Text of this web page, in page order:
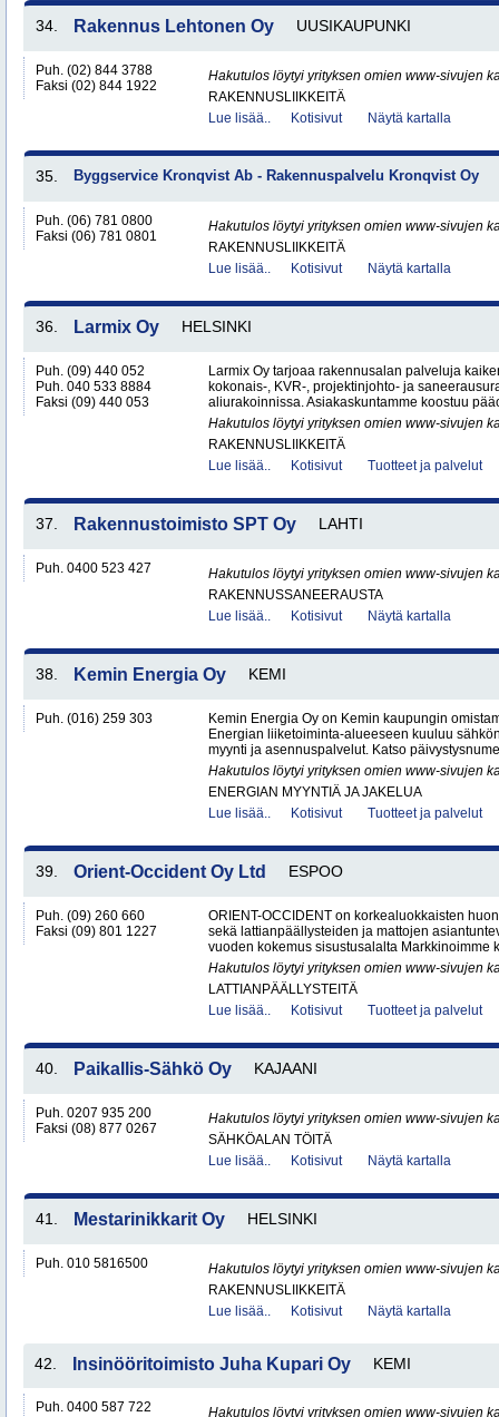
34. Rakennus Lehtonen Oy UUSIKAUPUNKI
Puh. (02) 844 3788
Faksi (02) 844 1922
Hakutulos löytyi yrityksen omien www-sivujen
RAKENNUSLIIKKEITÄ
Lue lisää..
Kotisivut Näytä kartalla
35. Byggservice Kronqvist Ab - Rakennuspalvelu Kronqvist Oy
Puh. (06) 781 0800
Faksi (06) 781 0801
Hakutulos löytyi yrityksen omien www-sivujen
RAKENNUSLIIKKEITÄ
Lue lisää..
Kotisivut Näytä kartalla
36. Larmix Oy HELSINKI
Puh. (09) 440 052
Puh. 040 533 8884
Faksi (09) 440 053
Larmix Oy tarjoaa rakennusalan palveluja
kokonais-, KVR-, projektinjohto- ja
aliurakoinnissa. Asiakaskuntamme koostuu
Hakutulos löytyi yrityksen omien www-sivujen
RAKENNUSLIIKKEITÄ
Lue lisää..
Kotisivut Tuotteet ja palvelut
37. Rakennustoimisto SPT Oy LAHTI
Puh. 0400 523 427
Hakutulos löytyi yrityksen omien www-sivujen
RAKENNUSSANEERAUSTA
Lue lisää..
Kotisivut Näytä kartalla
38. Kemin Energia Oy KEMI
Puh. (016) 259 303
Kemin Energia Oy on Kemin kaupungin
Energian liiketoiminta-alueeseen kuuluu
myynti ja asennuspalvelut. Katso
Hakutulos löytyi yrityksen omien www-sivujen
ENERGIAN MYYNTIÄ JA JAKELUA
Lue lisää..
Kotisivut Tuotteet ja palvelut
39. Orient-Occident Oy Ltd ESPOO
Puh. (09) 260 660
Faksi (09) 801 1227
ORIENT-OCCIDENT on korkealuokkaisten
sekä lattianpäällysteiden ja mattojen
vuoden kokemus sisustusalalta Markkinoimme
Hakutulos löytyi yrityksen omien www-sivujen
LATTIANPÄÄLLYSTEITÄ
Lue lisää..
Kotisivut Tuotteet ja palvelut
40. Paikallis-Sähkö Oy KAJAANI
Puh. 0207 935 200
Faksi (08) 877 0267
Hakutulos löytyi yrityksen omien www-sivujen
SÄHKÖALAN TÖITÄ
Lue lisää..
Kotisivut Näytä kartalla
41. Mestarinikkarit Oy HELSINKI
Puh. 010 5816500
Hakutulos löytyi yrityksen omien www-sivujen
RAKENNUSLIIKKEITÄ
Lue lisää..
Kotisivut Näytä kartalla
42. Insinööritoimisto Juha Kupari Oy KEMI
Puh. 0400 587 722 Hakutulos löytyi yrityksen omien www-sivujen